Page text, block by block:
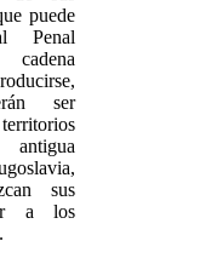
puede
Penal
ser
sus
a los